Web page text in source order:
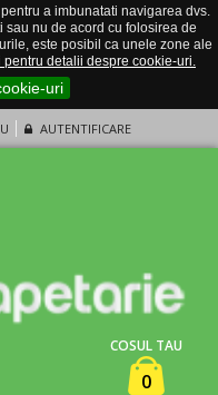
a imbunatati navigarea dvs.
sau nu de acord cu folosirea de
este posibil ca unele zone ale
pentru detalii despre cookie-uri.
uri
AUTENTIFICARE
COSUL TAU
0